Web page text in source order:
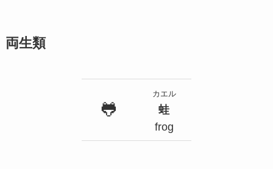
両生類
🐸
カエル
蛙
frog